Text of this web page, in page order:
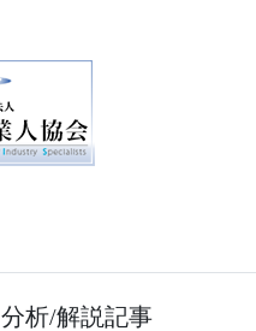
分析/解説記事